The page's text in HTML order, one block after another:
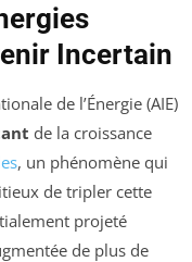
Incertain
de l’Énergie (AIE)
de la croissance
, un phénomène qui
de tripler cette
projeté
de plus de